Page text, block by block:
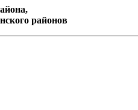
районов